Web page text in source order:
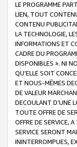
LE PROGRAMME
LIEN, TOUT
CONTENU
LA TECHNOLOGIE,
INFORMATIONS ET
CADRE DU
DISPONIBLES ». NI
QU’ELLE SOIT
ET NOUS-MÊMES
DE VALEUR
DECOULANT D’UNE
TOUTE OFFRE DE
OFFRE DE SERVICE,
SERVICE SERONT
ININTERROMPUES,